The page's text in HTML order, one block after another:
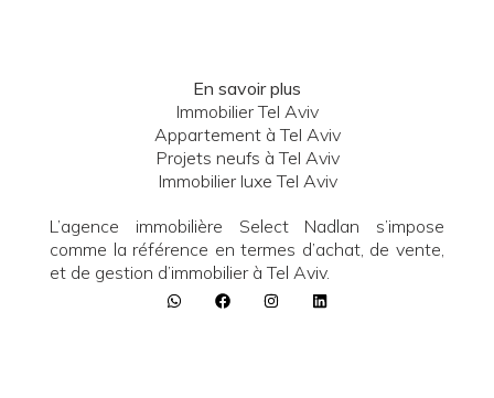
En savoir plus
Immobilier Tel Aviv
Appartement à Tel Aviv
Projets neufs à Tel Aviv
Immobilier luxe Tel Aviv
L’agence immobilière Select Nadlan s’impose
comme la référence en termes d’achat, de vente,
et de gestion d’immobilier à Tel Aviv.